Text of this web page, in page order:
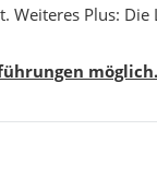
Plus: